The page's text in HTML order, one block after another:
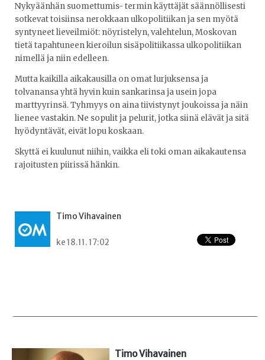
Nykyäänhän suomettumis- termin käyttäjät säännöllisesti
sotkevat toisiinsa nerokkaan ulkopolitiikan ja sen myötä
syntyneet lieveilmiöt: nöyristelyn, valehtelun, Moskovan
tietä tapahtuneen kieroilun sisäpolitiikassa ulkopolitiikan
nimellä ja niin edelleen.
Mutta kaikilla aikakausilla on omat lurjuksensa ja
tolvanansa yhtä hyvin kuin sankarinsa ja usein jopa
marttyyrinsä. Tyhmyys on aina tiivistynyt joukoissa ja näin
lienee vastakin. Ne sopulit ja pelurit, jotka siinä elävät ja sitä
hyödyntävät, eivät lopu koskaan.
Skyttä ei kuulunut niihin, vaikka eli toki oman aikakautensa
rajoitusten piirissä hänkin.
Timo Vihavainen
ke 18.11. 17:02
Timo Vihavainen